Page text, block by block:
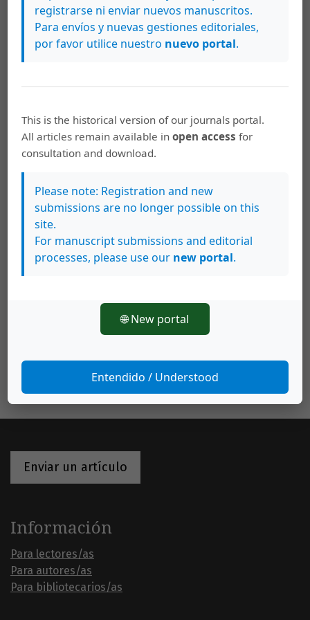
Cómo citar
Hilje, L. (2013). Un ascenso histórico al volcán Turrialba.
w/10062
Descargas
Enviar un artículo
Información
Para lectores/as
Para autores/as
Para bibliotecarios/as
registrarse ni enviar nuevos manuscritos.
Para envíos y nuevas gestiones editoriales,
por favor utilice nuestro nuevo portal.
This is the historical version of our journals portal.
All articles remain available inopen access for
consultation and download.
Please note: Registration and new
submissions are no longer possible on this
site.
For manuscript submissions and editorial
processes, please use our new portal.
🌐 New portal
Entendido / Understood